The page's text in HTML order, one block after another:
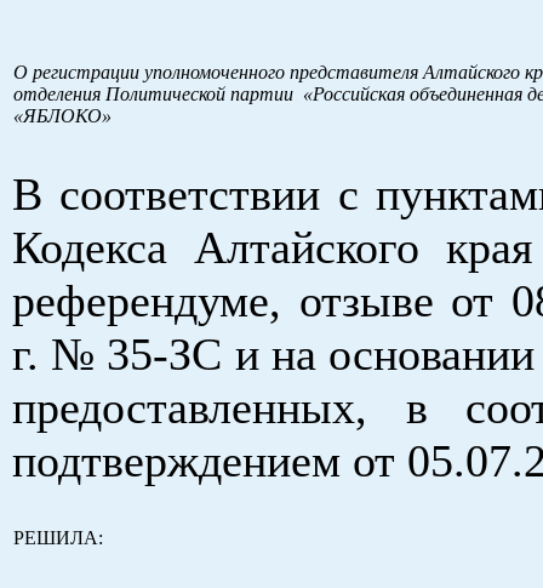
О регистрации уполномоченного представителя Алтайского
отделения Политической партии «Российская объединенная
«ЯБЛОКО»
В соответствии с
Кодекса Алтайского
референдуме, отзыве от
г. № 35-ЗС и на основании
предоставленных, в
подтверждением от
РЕШИЛА: